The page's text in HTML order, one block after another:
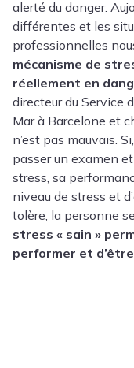
alerté du danger.
différentes et les
professionnelles
mécanisme de
réellement en
directeur du Service
Mar à Barcelone et
n’est pas mauvais.
passer un examen et
stress, sa
niveau de stress et
tolère, la personne
stress « sain »
performer et